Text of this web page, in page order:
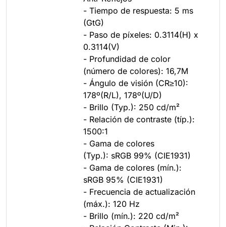
- Tiempo de respuesta: 5 ms
(GtG)
- Paso de píxeles: 0.3114(H) x
0.3114(V)
- Profundidad de color
(número de colores): 16,7M
- Ángulo de visión (CR≥10):
178º(R/L), 178º(U/D)
- Brillo (Typ.): 250 cd/m²
- Relación de contraste (típ.):
1500:1
- Gama de colores
(Typ.): sRGB 99% (CIE1931)
- Gama de colores (mín.):
sRGB 95% (CIE1931)
- Frecuencia de actualización
(máx.): 120 Hz
- Brillo (mín.): 220 cd/m²